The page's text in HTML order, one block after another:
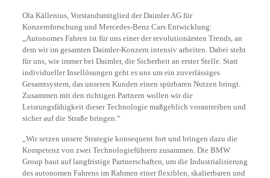
Ola Källenius, Vorstandsmitglied der Daimler AG für
Konzernforschung und Mercedes-Benz Cars Entwicklung:
„Autonomes Fahren ist für uns einer der revolutionärsten Trends, an
dem wir im gesamten Daimler-Konzern intensiv arbeiten. Dabei steht
für uns, wie immer bei Daimler, die Sicherheit an erster Stelle. Statt
individueller Insellösungen geht es uns um ein zuverlässiges
Gesamtsystem, das unseren Kunden einen spürbaren Nutzen bringt.
Zusammen mit den richtigen Partnern wollen wir die
Leistungsfähigkeit dieser Technologie maßgeblich vorantreiben und
sicher auf die Straße bringen.“
„Wir setzen unsere Strategie konsequent fort und bringen dazu die
Kompetenz von zwei Technologieführern zusammen. Die BMW
Group baut auf langfristige Partnerschaften, um die Industrialisierung
des autonomen Fahrens im Rahmen einer flexiblen, skalierbaren und